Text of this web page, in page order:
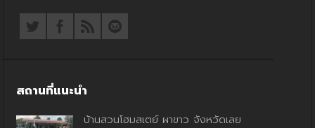
สถานที่แนะนำ
บ้านสวนโฮมสเตย์ ผาขาว จังหวัดเลย